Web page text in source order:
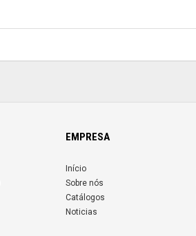
EMPRESA
Início
Sobre nós
Catálogos
Noticias